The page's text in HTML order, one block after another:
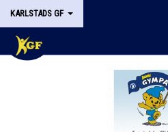
KARLSTADS GF